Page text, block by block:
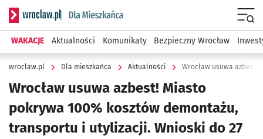
Serwis informacyjny wroclaw.pl podserwis: Dla mieszkańca
WAKACJE Aktualności Komunikaty Bezpieczny Wrocław
wroclaw.pl Dla mieszkańca Aktualności
Wrocław usuwa azbest! Miasto
pokrywa 100% kosztów demontażu,
transportu i utylizacji. Wnioski do 27